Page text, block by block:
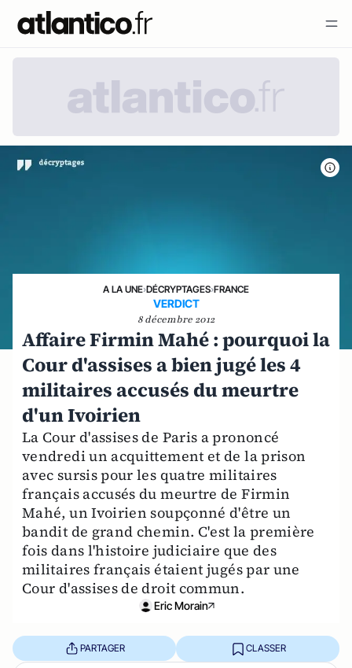
A LA UNE›DÉCRYPTAGES›FRANCE
VERDICT
8 décembre 2012
Affaire Firmin Mahé : pourquoi la
Cour d'assises a bien jugé les 4
militaires accusés du meurtre
d'un Ivoirien
La Cour d'assises de Paris a prononcé
vendredi un acquittement et de la prison
avec sursis pour les quatre militaires
français accusés du meurtre de Firmin
Mahé, un Ivoirien soupçonné d'être un
bandit de grand chemin. C'est la première
fois dans l'histoire judiciaire que des
militaires français étaient jugés par une
Cour d'assises de droit commun.
Eric Morain
PARTAGER CLASSER